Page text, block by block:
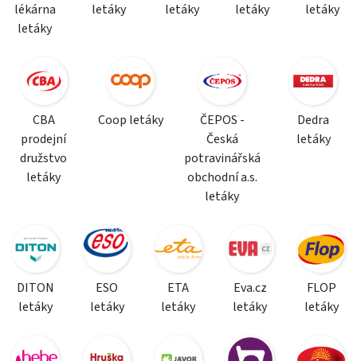
lékárna
letáky
letáky
letáky
letáky
letáky
CBA
prodejní
družstvo
letáky
Coop letáky
ČEPOS -
Česká
potravinářská
obchodní a.s.
letáky
Dedra
letáky
DITON
letáky
ESO
letáky
ETA
letáky
Eva.cz
letáky
FLOP
letáky